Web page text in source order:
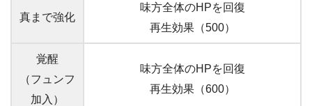
真まで強化
味方全体のHPを回復
再生効果（500）
覚醒
（フュンフ
加入）
味方全体のHPを回復
再生効果（600）